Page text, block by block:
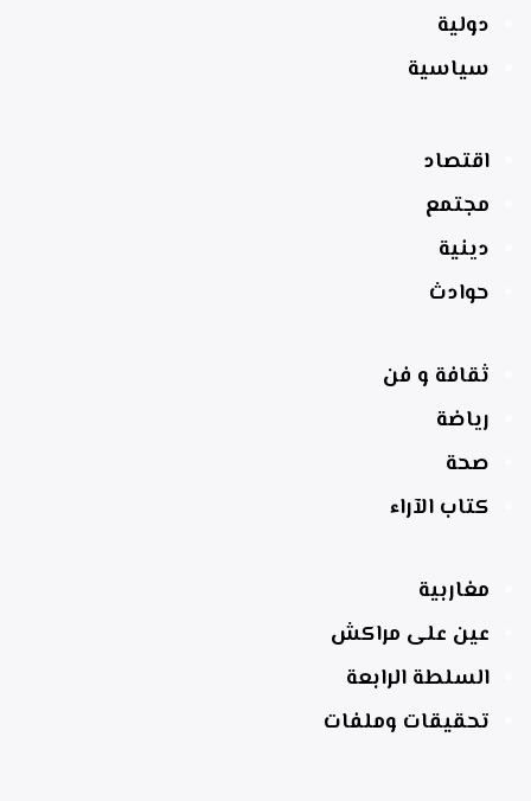
دولية
سياسية
اقتصاد
مجتمع
دينية
حوادث
ثقافة و فن
رياضة
صحة
كتاب الآراء
مغاربية
عين على مراكش
السلطة الرابعة
تحقيقات وملفات